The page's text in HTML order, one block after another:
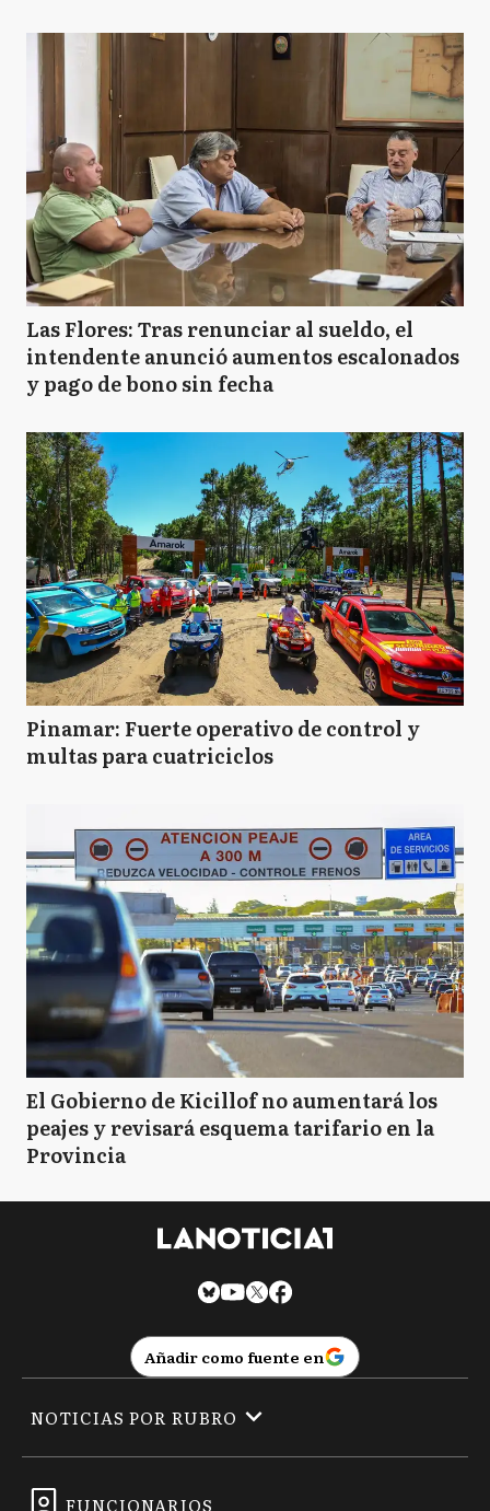
Las Flores: Tras renunciar al sueldo, el
intendente anunció aumentos escalonados
y pago de bono sin fecha
Pinamar: Fuerte operativo de control y
multas para cuatriciclos
El Gobierno de Kicillof no aumentará los
peajes y revisará esquema tarifario en la
Provincia
Añadir como fuente en
FUNCIONARIOS
NOTICIAS POR RUBRO